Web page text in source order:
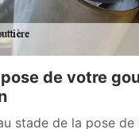
de votre
stade de la pose